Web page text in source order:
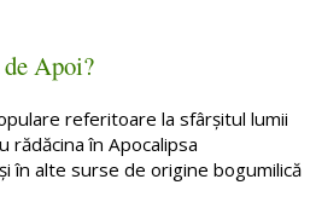
Apoi?
referitoare la sfârșitul lumii
rădăcina în Apocalipsa
în alte surse de origine bogumilică